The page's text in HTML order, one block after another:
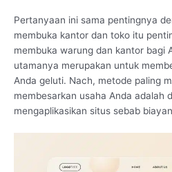
Pertanyaan ini sama pentingnya
membuka kantor dan toko itu
membuka warung dan kantor bagi
utamanya merupakan untuk
Anda geluti. Nach, metode paling
membesarkan usaha Anda adalah
mengaplikasikan situs sebab